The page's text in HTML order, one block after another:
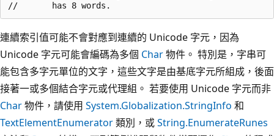
連續索引值可能不會對應到連續的 Unicode 字元，因為
Unicode 字元可能會編碼為多個 Char物件。 特別是，字串可
能包含多字元單位的文字，這些文字是由基底字元所組成，後面
接著一或多個結合字元或代理組。 若要使用 Unicode 字元而非
Char物件，請使用 System.Globalization.StringInfo 和
TextElementEnumerator類別，或String.EnumerateRunes